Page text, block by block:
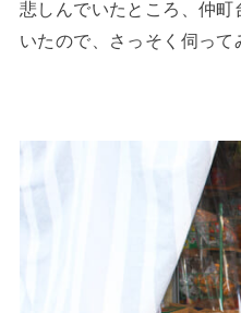
悲しんでいたところ、仲
いたので、さっそく伺って